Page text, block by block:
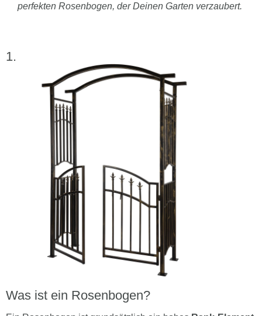
perfekten Rosenbogen, der Deinen Garten verzaubert.
Was ist ein Rosenbogen?